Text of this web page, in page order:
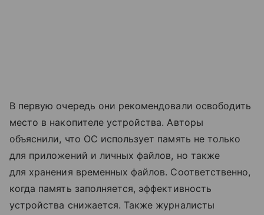
В первую очередь они рекомендовали освободить
место в накопителе устройства. Авторы
объяснили, что ОС использует память не только
для приложений и личных файлов, но также
для хранения временных файлов. Соответственно,
когда память заполняется, эффективность
устройства снижается. Также журналисты